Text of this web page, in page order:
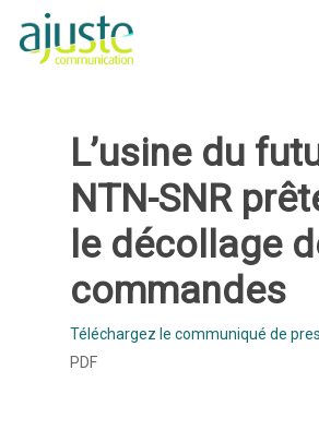
Hit enter to search or ESC to close
L’usine du
NTN-SNR
le décollage
commandes
Téléchargez le communiqué de
PDF